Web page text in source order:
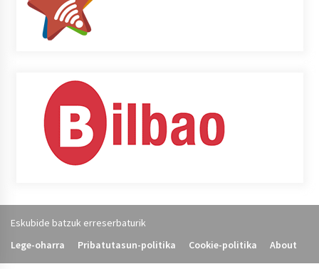
Eskubide batzuk erreserbaturik
Lege-oharra
Pribatutasun-politika Cookie-politika About